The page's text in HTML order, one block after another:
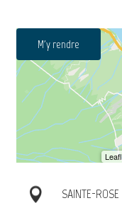
M'y rendre
SAINTE-ROSE